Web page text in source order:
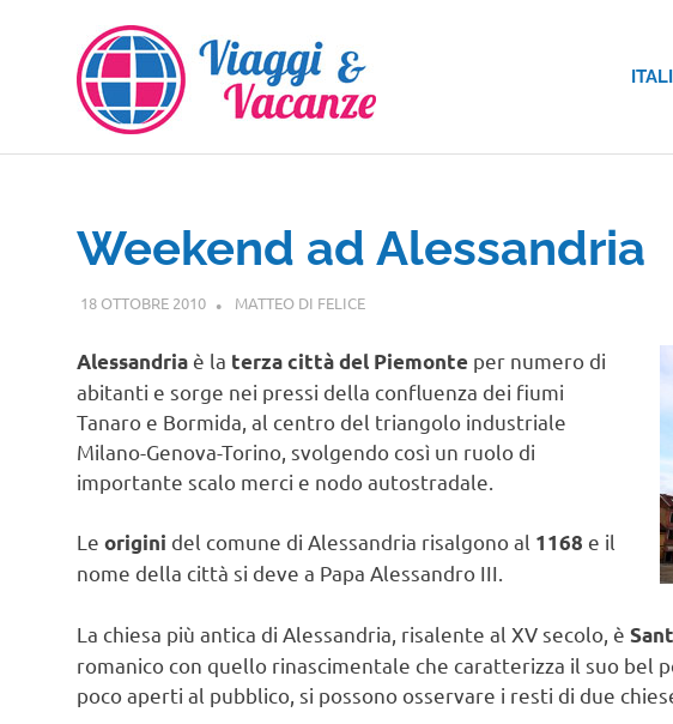
contenuto
Weekend ad Alessandria
18 OTTOBRE 2010 MATTEO DI FELICEPIEMONTE
Alessandria è la terza città del Piemonte per numero di
abitanti e sorge nei pressi della confluenza dei fiumi
Tanaro e Bormida, al centro del triangolo industriale
Milano-Genova-Torino, svolgendo così un ruolo di
importante scalo merci e nodo autostradale.
Le origini del comune di Alessandria risalgono al 1168 e il
nome della città si deve a Papa Alessandro III.
La chiesa più antica di Alessandria, risalente al XV secolo, è
romanico con quello rinascimentale che caratterizza il suo bel
poco aperti al pubblico, si possono osservare i resti di due